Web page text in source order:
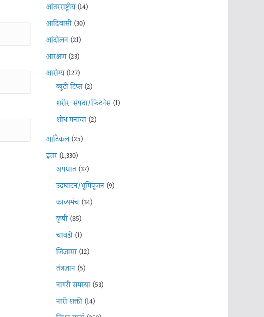
आंतरराष्ट्रीय(14)
आदिवासी(30)
आंदोलन(21)
आरक्षण(23)
आरोग्य(127)
ब्युटी टिप्स(2)
शरीर-संपदा/फिटनेस(1)
शोध मनाचा(2)
आर्टिकल(25)
इतर(1,330)
अपघात(37)
उदघाटन/भूमिपूजन(9)
काव्यमंच(34)
कृषी(85)
चावडी(1)
जिज्ञासा(12)
तंत्रज्ञान(5)
नागरी समस्या(53)
नारी शक्ती(14)